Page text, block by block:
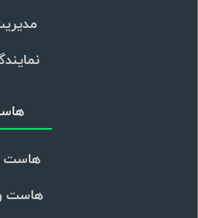
هاست
هاست